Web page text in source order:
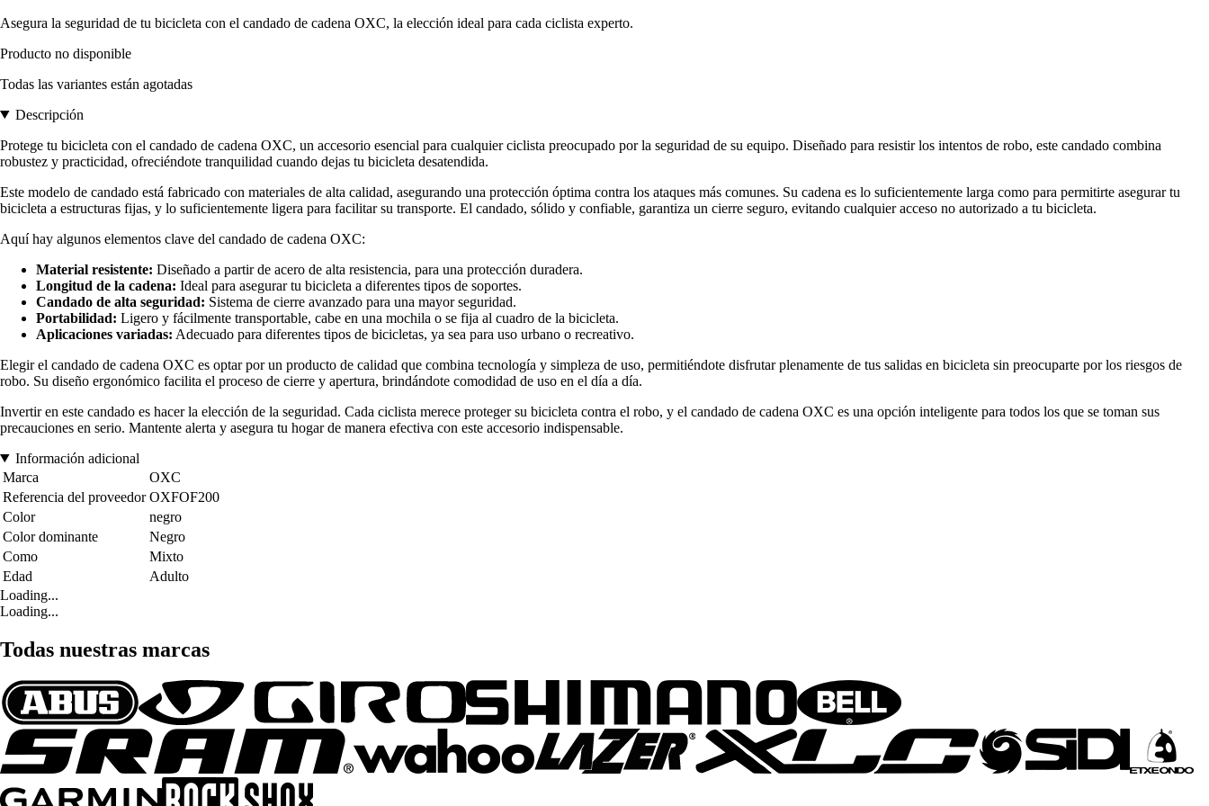
Asegura la seguridad de tu bicicleta con el candado de cadena OXC, la elección ideal para cada ciclista experto.
Producto no disponible
Todas las variantes están agotadas
Descripción
Protege tu bicicleta con el candado de cadena OXC, un accesorio esencial para cualquier ciclista preocupado por la seguridad de su equipo. Diseñado para resistir los intentos de robo, este candado combina
robustez y practicidad, ofreciéndote tranquilidad cuando dejas tu bicicleta desatendida.
Este modelo de candado está fabricado con materiales de alta calidad, asegurando una protección óptima contra los ataques más comunes. Su cadena es lo suficientemente larga como para permitirte asegurar tu
bicicleta a estructuras fijas, y lo suficientemente ligera para facilitar su transporte. El candado, sólido y confiable, garantiza un cierre seguro, evitando cualquier acceso no autorizado a tu bicicleta.
Aquí hay algunos elementos clave del candado de cadena OXC:
Material resistente: Diseñado a partir de acero de alta resistencia, para una protección duradera.
Longitud de la cadena: Ideal para asegurar tu bicicleta a diferentes tipos de soportes.
Candado de alta seguridad: Sistema de cierre avanzado para una mayor seguridad.
Portabilidad: Ligero y fácilmente transportable, cabe en una mochila o se fija al cuadro de la bicicleta.
Aplicaciones variadas: Adecuado para diferentes tipos de bicicletas, ya sea para uso urbano o recreativo.
Elegir el candado de cadena OXC es optar por un producto de calidad que combina tecnología y simpleza de uso, permitiéndote disfrutar plenamente de tus salidas en bicicleta sin preocuparte por los riesgos de
robo. Su diseño ergonómico facilita el proceso de cierre y apertura, brindándote comodidad de uso en el día a día.
Invertir en este candado es hacer la elección de la seguridad. Cada ciclista merece proteger su bicicleta contra el robo, y el candado de cadena OXC es una opción inteligente para todos los que se toman sus
precauciones en serio. Mantente alerta y asegura tu hogar de manera efectiva con este accesorio indispensable.
Información adicional
Marca
OXC
Referencia del proveedor OXFOF200
Color
negro
Color dominante
Negro
Como
Mixto
Edad
Adulto
Loading...
Loading...
Todas nuestras marcas